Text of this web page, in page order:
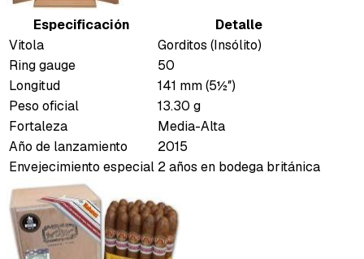
Especificación
Detalle
Vitola
Gorditos (Insólito)
Ring gauge
50
Longitud
141 mm (5½″)
Peso oficial
13.30 g
Fortaleza
Media-Alta
Año de lanzamiento
2015
Envejecimiento especial 2 años en bodega británica